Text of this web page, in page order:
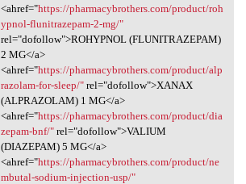
<ahref="https://pharmacybrothers.com/product/roh
ypnol-flunitrazepam-2-mg/"
rel="dofollow">ROHYPNOL (FLUNITRAZEPAM)
2 MG</a>
<ahref="https://pharmacybrothers.com/product/alp
razolam-for-sleep/"rel="dofollow">XANAX
(ALPRAZOLAM) 1 MG</a>
<ahref="https://pharmacybrothers.com/product/dia
zepam-bnf/"rel="dofollow">VALIUM
(DIAZEPAM) 5 MG</a>
<ahref="https://pharmacybrothers.com/product/ne
mbutal-sodium-injection-usp/"